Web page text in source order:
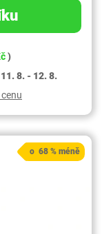
)
11. 8. - 12. 8.
o 68 % méně